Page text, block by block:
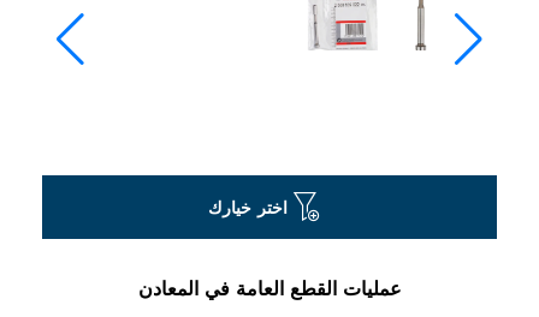
عمليات القطع العامة في المعادن
اختر خيارك